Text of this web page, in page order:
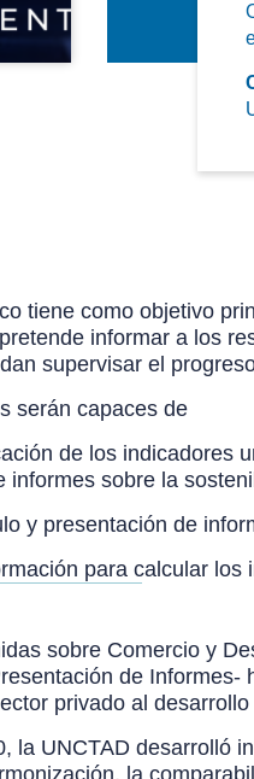
tiene como objetivo
informar a los
supervisar el
serán capaces de
de los indicadores
sobre la
y presentación de
para calcular
sobre Comercio y
de
privado al
la UNCTAD desarrolló
la